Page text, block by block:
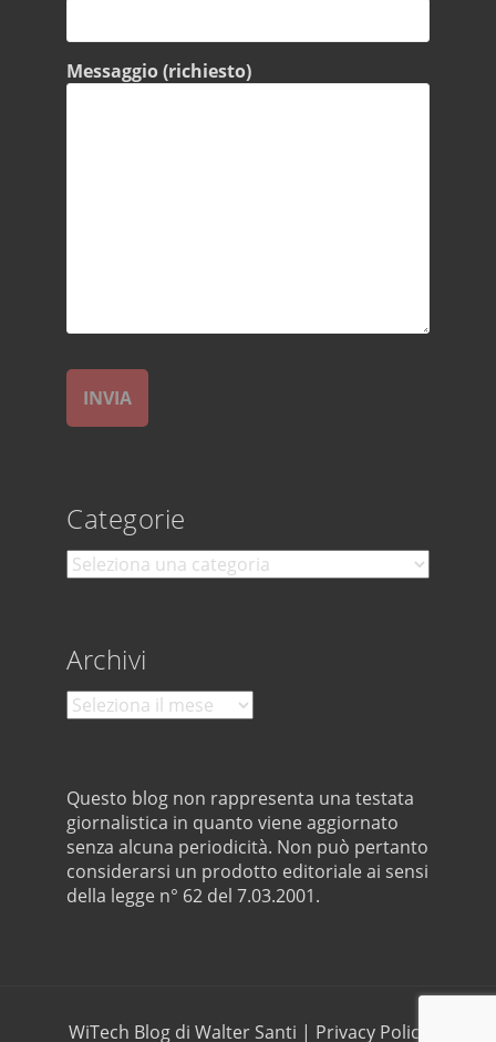
Messaggio (richiesto)
Categorie
Categorie
Archivi
Archivi
Questo blog non rappresenta una testata
giornalistica in quanto viene aggiornato
senza alcuna periodicità. Non può pertanto
considerarsi un prodotto editoriale ai sensi
della legge n° 62 del 7.03.2001.
WiTech Blog di Walter Santi | Privacy Policy